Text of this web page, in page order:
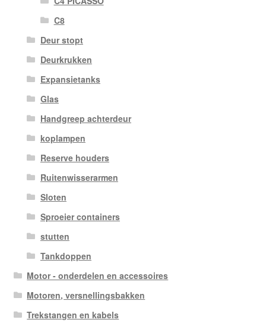
C8
Deur stopt
Deurkrukken
Expansietanks
Glas
Handgreep achterdeur
koplampen
Reserve houders
Ruitenwisserarmen
Sloten
Sproeier containers
stutten
Tankdoppen
Motor - onderdelen en accessoires
Motoren, versnellingsbakken
Trekstangen en kabels